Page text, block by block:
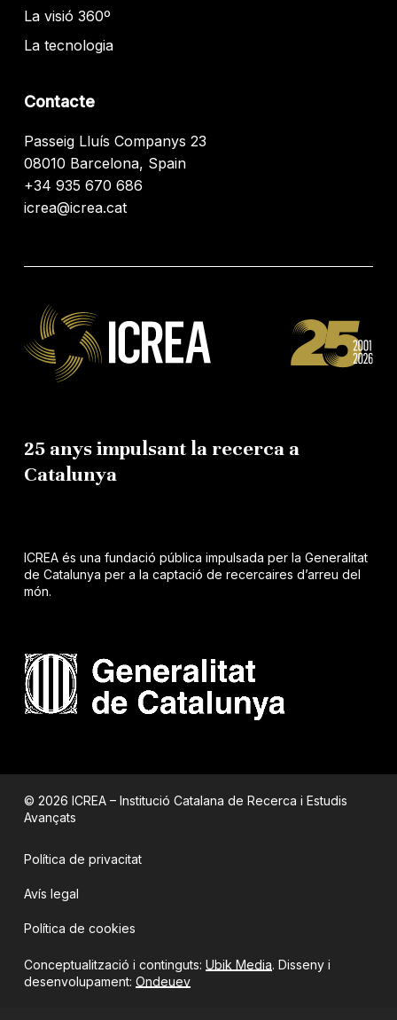
La visió 360º
La tecnologia
Contacte
Passeig Lluís Companys 23
08010 Barcelona, Spain
+34 935 670 686
icrea@icrea.cat
25 anys impulsant la recerca a
Catalunya
ICREA és una fundació pública impulsada per la Generalitat
de Catalunya per a la captació de recercaires d’arreu del
món.
© 2026 ICREA – Institució Catalana de Recerca i Estudis
Avançats
Política de privacitat
Avís legal
Política de cookies
Conceptualització i continguts: Ubik Media. Disseny i
desenvolupament: Ondeuev